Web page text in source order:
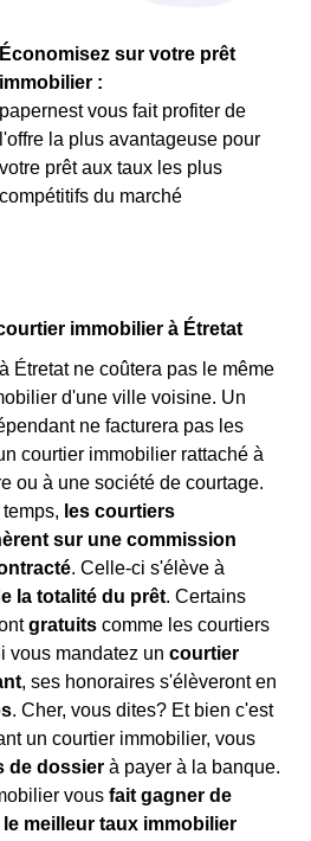
Économisez sur votre prêt
immobilier :
papernest vous fait profiter de
l'offre la plus avantageuse pour
votre prêt aux taux les plus
compétitifs du marché
immobilier à Étretat
Étretat ne coûtera pas le même
d'une ville voisine. Un
ne facturera pas les
courtier immobilier rattaché à
ou à une société de courtage.
les courtiers
sur une commission
. Celle-ci s'élève à
la totalité du prêt. Certains
gratuits comme les courtiers
vous mandatez un courtier
, ses honoraires s'élèveront en
. Cher, vous dites? Et bien c'est
un courtier immobilier, vous
de dossier à payer à la banque.
vous fait gagner de
meilleur taux immobilier